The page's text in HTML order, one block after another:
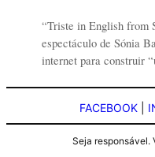
“Triste in English from
espectáculo de Sónia
internet para construir
FACEBOOK
Seja responsável.